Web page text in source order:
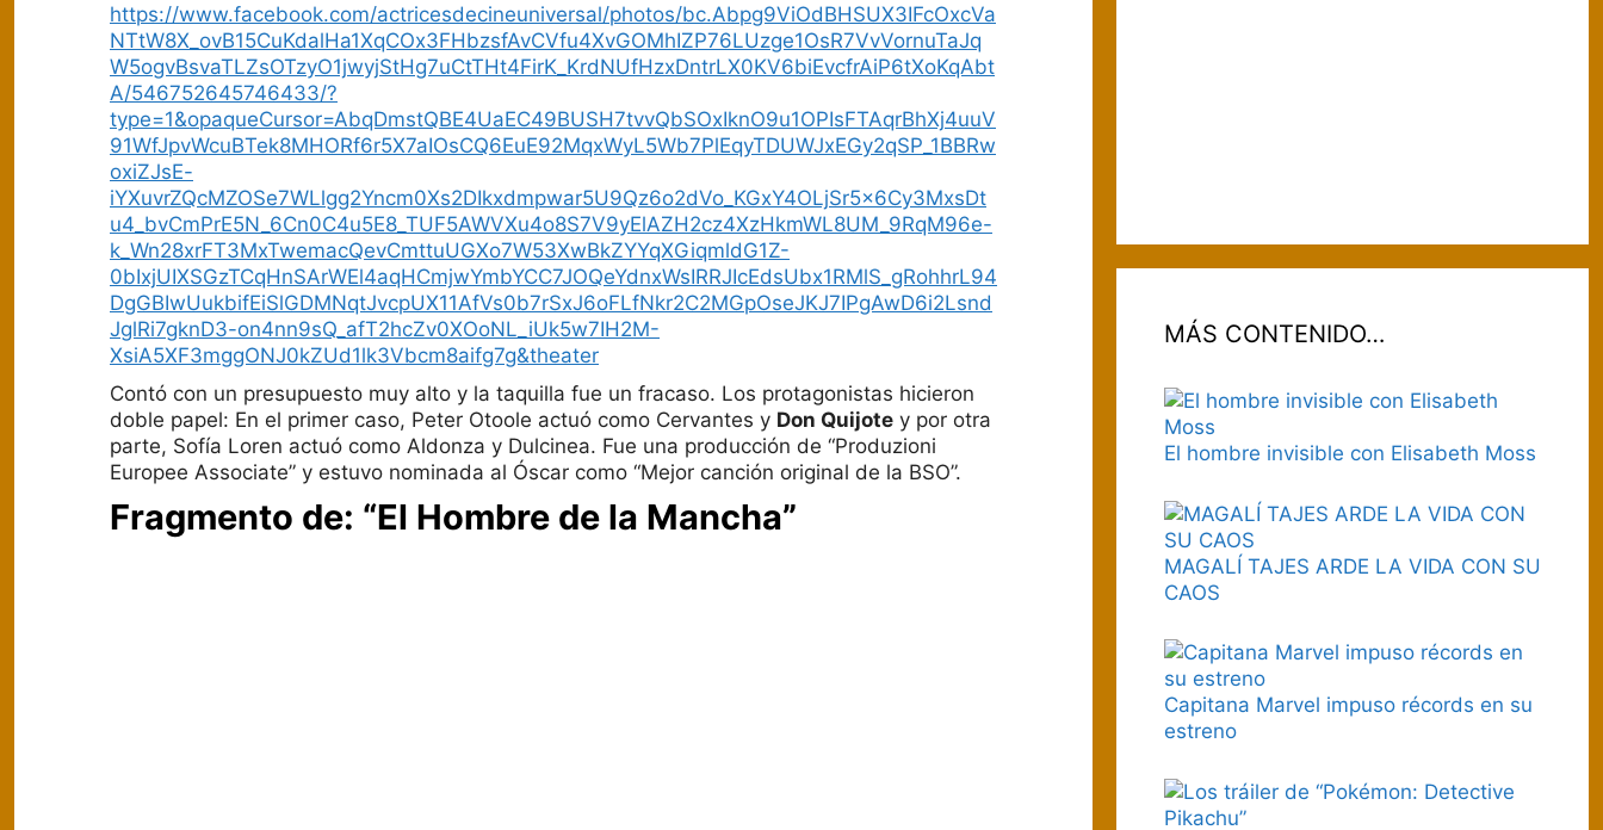
https://www.facebook.com/actricesdecineuniversal/photos/bc.Abpg9ViOdBHSUX3IFcOxcVa
NTtW8X_ovB15CuKdalHa1XqCOx3FHbzsfAvCVfu4XvGOMhIZP76LUzge1OsR7VvVornuTaJq
W5ogvBsvaTLZsOTzyO1jwyjStHg7uCtTHt4FirK_KrdNUfHzxDntrLX0KV6biEvcfrAiP6tXoKqAbt
A/546752645746433/?
type=1&opaqueCursor=AbqDmstQBE4UaEC49BUSH7tvvQbSOxIknO9u1OPIsFTAqrBhXj4uuV
91WfJpvWcuBTek8MHORf6r5X7aIOsCQ6EuE92MqxWyL5Wb7PlEqyTDUWJxEGy2qSP_1BBRw
oxiZJsE-
iYXuvrZQcMZOSe7WLlgg2Yncm0Xs2DIkxdmpwar5U9Qz6o2dVo_KGxY4OLjSr5x6Cy3MxsDt
u4_bvCmPrE5N_6Cn0C4u5E8_TUF5AWVXu4o8S7V9yElAZH2cz4XzHkmWL8UM_9RqM96e-
k_Wn28xrFT3MxTwemacQevCmttuUGXo7W53XwBkZYYqXGiqmldG1Z-
0bIxjUIXSGzTCqHnSArWEl4aqHCmjwYmbYCC7JOQeYdnxWsIRRJIcEdsUbx1RMlS_gRohhrL94
DgGBIwUukbifEiSlGDMNqtJvcpUX11AfVs0b7rSxJ6oFLfNkr2C2MGpOseJKJ7IPgAwD6i2Lsnd
JglRi7gknD3-on4nn9sQ_afT2hcZv0XOoNL_iUk5w7IH2M-
XsiA5XF3mggONJ0kZUd1lk3Vbcm8aifg7g&theater
Contó con un presupuesto muy alto y la taquilla fue un fracaso. Los protagonistas hicieron
doble papel: En el primer caso, Peter Otoole actuó como Cervantes y Don Quijote y por otra
parte, Sofía Loren actuó como Aldonza y Dulcinea. Fue una producción de “Produzioni
Europee Associate” y estuvo nominada al Óscar como “Mejor canción original de la BSO”.
Fragmento de: “El Hombre de la Mancha”
MÁS CONTENIDO…
El hombre invisible con Elisabeth Moss
MAGALÍ TAJES ARDE LA VIDA CON SU
CAOS
Capitana Marvel impuso récords en su
estreno